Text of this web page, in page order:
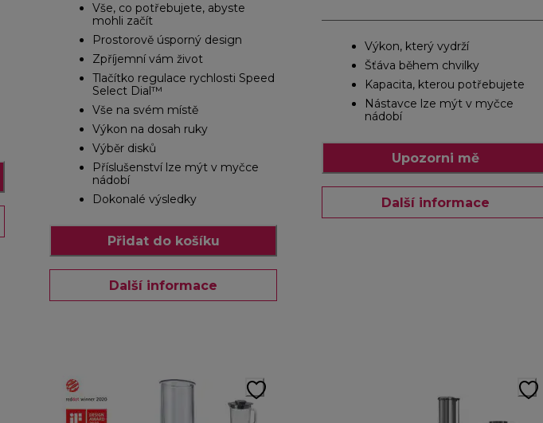
Vše, co potřebujete, abyste
mohli začít
Prostorově úsporný design
Zpříjemní vám život
Tlačítko regulace rychlosti Speed
Select Dial™
Vše na svém místě
Výkon na dosah ruky
Výběr disků
Příslušenství lze mýt v myčce
nádobí
Dokonalé výsledky
Přidat do košíku
Další informace
Výkon, který vydrží
Šťáva během chvilky
Kapacita, kterou potřebujete
Nástavce lze mýt v myčce
nádobí
Upozorni mě
Další informace